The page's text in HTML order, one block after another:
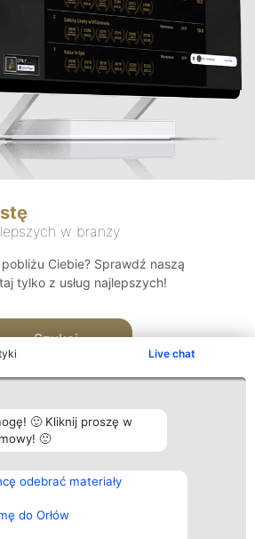
Live chat
🙂 Kliknij proszę w
🙂
odebrać materiały
do Orłów
w branży
Ciebie? Sprawdź naszą
tylko z usług najlepszych!
Szukaj
Plebiscyt
Laureaci
wszystkich
Laureatów
Blog
Articles
Kontakt